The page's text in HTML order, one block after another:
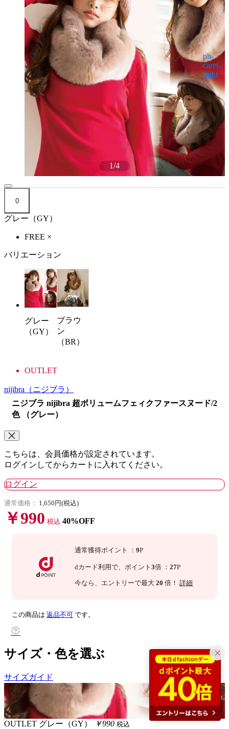
1/4
0
グレー（GY）
FREE ×
バリエーション
グレー
（GY）
ブラウ
ン
（BR）
OUTLET
nijibra （ニジブラ）
ニジブラ nijibra 超ボリュームフェィクファースヌード/2
色 （グレー）
こちらは、会員価格が設定されています。
ログインしてからカートに入れてください。
ログイン
通常価格： 1,650円(税込)
￥990 税込 40%OFF
通常獲得ポイント ：9P
dカード利用で、ポイント3倍 ：27P
今なら 、エントリーで最大 20 倍！詳細
この商品は 返品不可 です。
サイズ・色を選ぶ
サイズガイド
OUTLET グレー（GY） ￥990 税込